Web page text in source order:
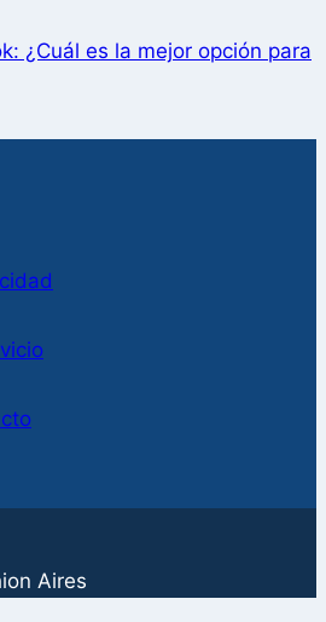
¿Cuál es la mejor opción para
Aires